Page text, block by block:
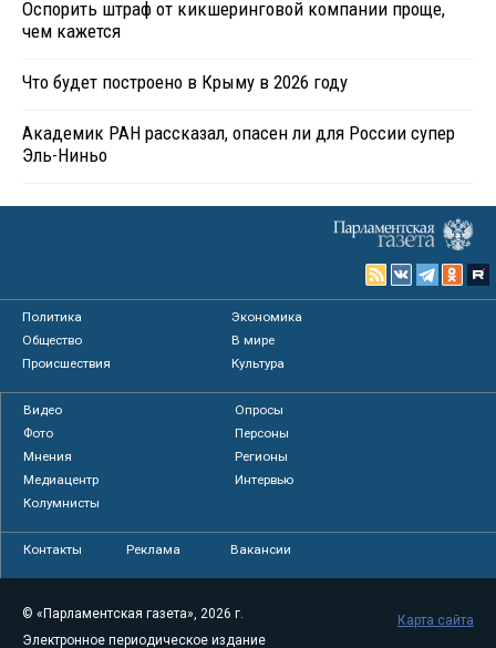
Оспорить штраф от кикшеринговой компании проще,
чем кажется
Что будет построено в Крыму в 2026 году
Академик РАН рассказал, опасен ли для России супер
Эль-Ниньо
Политика
Экономика
Общество
В мире
Происшествия
Культура
Видео
Опросы
Фото
Персоны
Мнения
Регионы
Медиацентр
Интервью
Колумнисты
Контакты Реклама Вакансии
© «Парламентская газета», 2026 г.
Электронное периодическое издание
Карта сайта